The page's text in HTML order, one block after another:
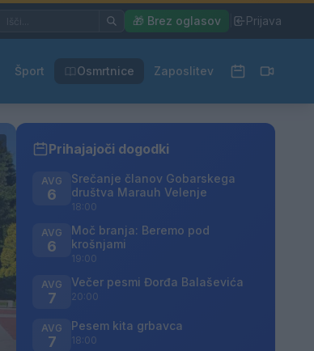
🎁 Brez oglasov Prijava
Šport Osmrtnice Zaposlitev
Prihajajoči dogodki
AVG
6
Srečanje članov Gobarskega
društva Marauh Velenje
18:00
AVG
6
Moč branja: Beremo pod
krošnjami
19:00
AVG
7
Večer pesmi Đorđa Balaševića
20:00
AVG
7
Pesem kita grbavca
18:00